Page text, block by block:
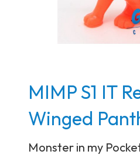
to
the
beginning
of
MIMP S1 IT
Winged
Monster in my